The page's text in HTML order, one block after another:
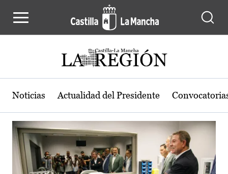
Actualidad de la región de Castilla-
Noticias Actualidad del Presidente